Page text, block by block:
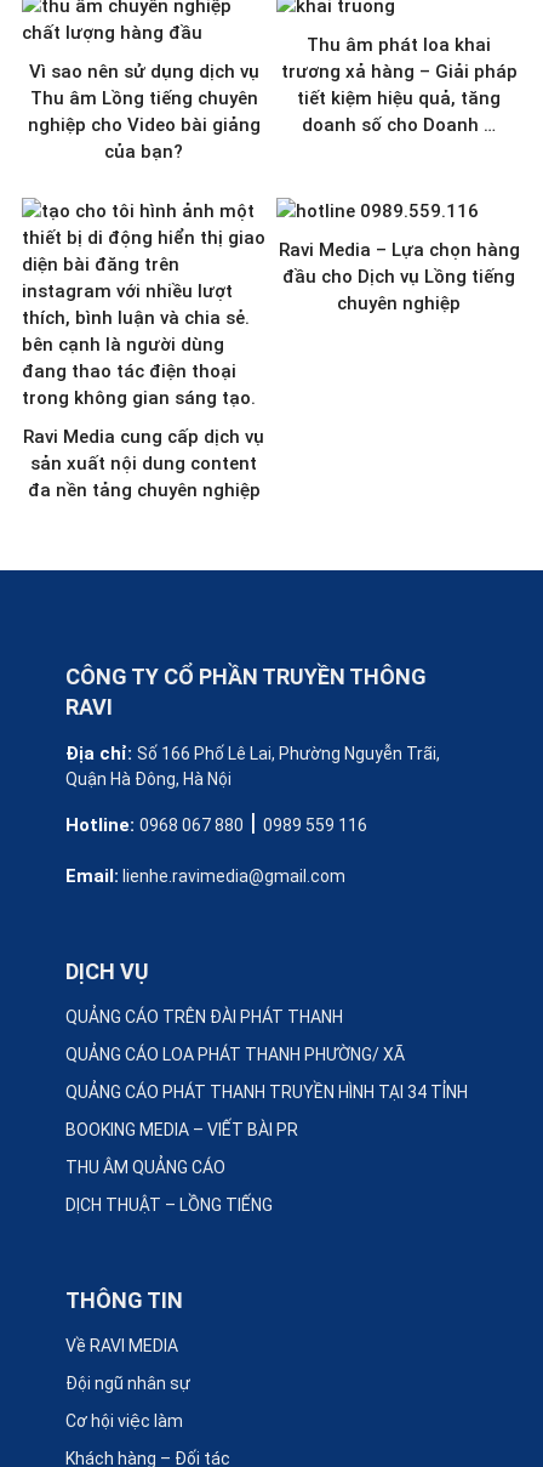
Vì sao nên sử dụng dịch vụ
Thu âm Lồng tiếng chuyên
nghiệp cho Video bài giảng
của bạn?
Thu âm phát loa khai
trương xả hàng – Giải pháp
tiết kiệm hiệu quả, tăng
doanh số cho Doanh …
Ravi Media cung cấp dịch vụ
sản xuất nội dung content
đa nền tảng chuyên nghiệp
Ravi Media – Lựa chọn hàng
đầu cho Dịch vụ Lồng tiếng
chuyên nghiệp
CÔNG TY CỔ PHẦN TRUYỀN THÔNG
RAVI
Địa chỉ: Số 166 Phố Lê Lai, Phường Nguyễn Trãi,
Quận Hà Đông, Hà Nội
Hotline: 0968 067 880 | 0989 559 116
Email: lienhe.ravimedia@gmail.com
DỊCH VỤ
QUẢNG CÁO TRÊN ĐÀI PHÁT THANH
QUẢNG CÁO LOA PHÁT THANH PHƯỜNG/ XÃ
QUẢNG CÁO PHÁT THANH TRUYỀN HÌNH TẠI 34 TỈNH
BOOKING MEDIA – VIẾT BÀI PR
THU ÂM QUẢNG CÁO
DỊCH THUẬT – LỒNG TIẾNG
THÔNG TIN
Về RAVI MEDIA
Đội ngũ nhân sự
Cơ hội việc làm
Khách hàng – Đối tác